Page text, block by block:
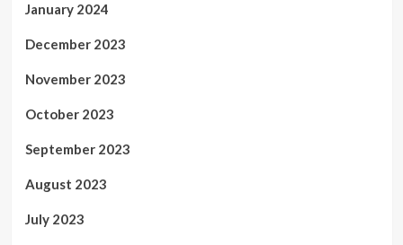
January 2024
December 2023
November 2023
October 2023
September 2023
August 2023
July 2023